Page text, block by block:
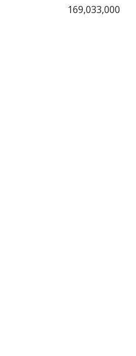
169,033,000